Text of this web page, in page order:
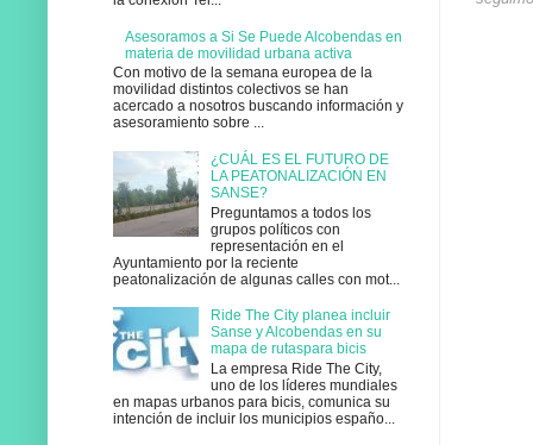
Asesoramos a Si Se Puede Alcobendas en
materia de movilidad urbana activa
Con motivo de la semana europea de la
movilidad distintos colectivos se han
acercado a nosotros buscando información y
asesoramiento sobre ...
¿CUÁL ES EL FUTURO DE
LA PEATONALIZACIÓN EN
SANSE?
Preguntamos a todos los
grupos políticos con
representación en el
Ayuntamiento por la reciente
peatonalización de algunas calles con mot...
Ride The City planea incluir
Sanse y Alcobendas en su
mapa de rutaspara bicis
La empresa Ride The City,
uno de los líderes mundiales
en mapas urbanos para bicis, comunica su
intención de incluir los municipios españo...